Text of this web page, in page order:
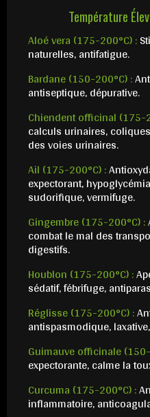
Température
Aloé vera (175-200°C) :
naturelles, antifatigue.
Bardane (150-200°C) :
antiseptique, dépurative.
Chiendent officinal (175-
calculs urinaires,
des voies urinaires.
Ail (175-200°C) :
expectorant,
sudorifique, vermifuge.
Gingembre (175-200°C) :
combat le mal des
digestifs.
Houblon (175-200°C) :
sédatif, fébrifuge,
Réglisse (175-200°C) :
antispasmodique,
Guimauve officinale
expectorante, calme la
Curcuma (175-200°C) :
inflammatoire,